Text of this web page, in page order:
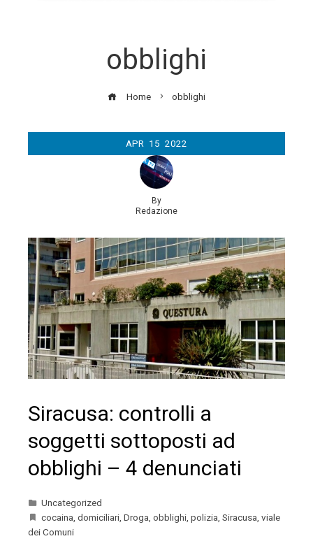
obblighi
Home obblighi
APR 15 2022
By
Redazione
Siracusa: controlli a
soggetti sottoposti ad
obblighi – 4 denunciati
Uncategorized
cocaina, domiciliari, Droga, obblighi, polizia, Siracusa, viale
dei Comuni